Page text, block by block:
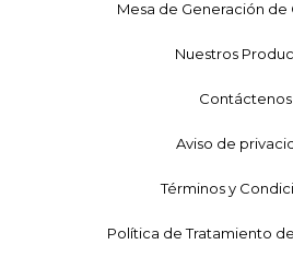
Mesa de Generación de
Nuestros
Contáctenos
Aviso de
Términos y
Política de Tratamiento